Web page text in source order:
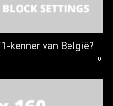
kenner van België?
0